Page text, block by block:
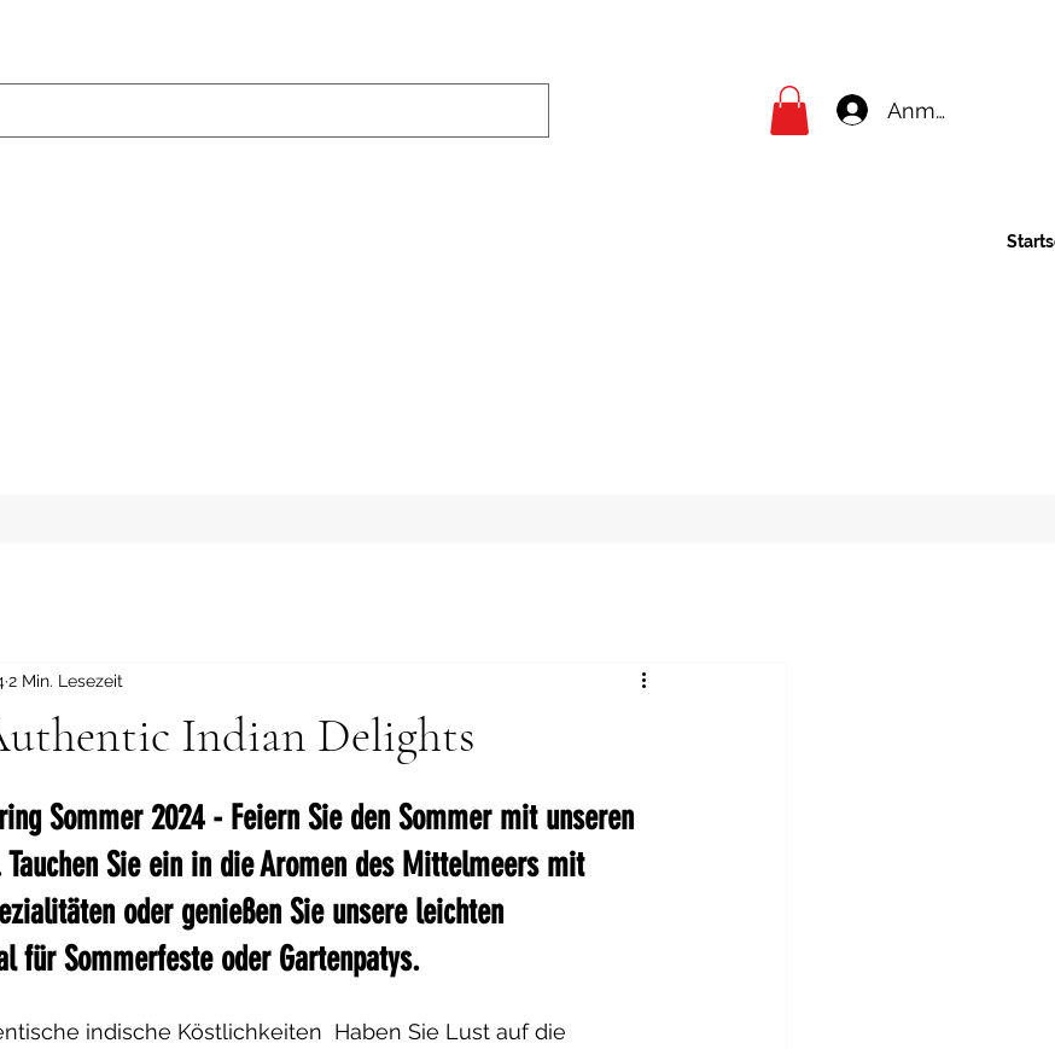
Anmelden
Indian Delights
2 Min. Lesezeit
Sommer 2024 - Feiern Sie den Sommer mit unseren
Tauchen Sie ein in die Aromen des Mittelmeers mit
oder genießen Sie unsere leichten
für Sommerfeste oder Gartenpatys.
indische Köstlichkeiten  Haben Sie Lust auf die